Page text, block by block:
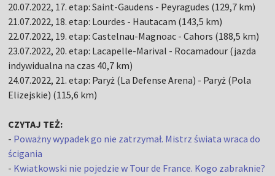
20.07.2022, 17. etap: Saint-Gaudens - Peyragudes (129,7 km)
21.07.2022, 18. etap: Lourdes - Hautacam (143,5 km)
22.07.2022, 19. etap: Castelnau-Magnoac - Cahors (188,5 km)
23.07.2022, 20. etap: Lacapelle-Marival - Rocamadour (jazda
indywidualna na czas 40,7 km)
24.07.2022, 21. etap: Paryż (La Defense Arena) - Paryż (Pola
Elizejskie) (115,6 km)
CZYTAJ TEŻ:
- Poważny wypadek go nie zatrzymał. Mistrz świata wraca do
ścigania
- Kwiatkowski nie pojedzie w Tour de France. Kogo zabraknie?